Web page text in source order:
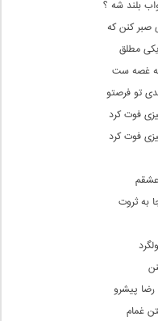
بلند شه ؟
صبر کنن که
مطلق
یه غصه ست
تو فرصتو
فوت کرد
فوت کرد
به ثروت
پیشرو
غمام